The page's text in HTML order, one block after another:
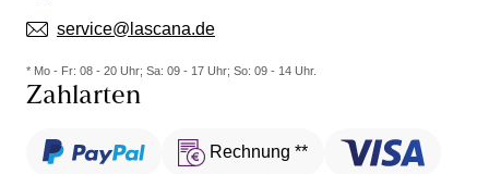
service@lascana.de
* Mo - Fr: 08 - 20 Uhr; Sa: 09 - 17 Uhr; So: 09 - 14 Uhr.
Zahlarten
Rechnung **